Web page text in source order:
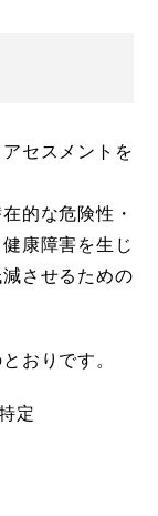
セスメントを
的な危険性・
康障害を生じ
させるための
おりです。
定